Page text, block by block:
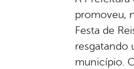
promoveu,
Festa de
resgatando
município.